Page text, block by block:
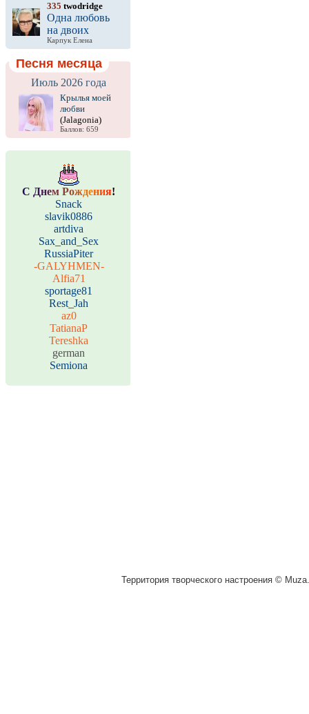
335 twodridge
Одна любовь
на двоих
Карпук Елена
Песня месяца
Июль 2026 года
Крылья моей
любви
(Jalagonia)
Баллов: 659
С Днем Рождения!
Snack
slavik0886
artdiva
Sax_and_Sex
RussiaPiter
-GALYHMEN-
Alfia71
sportage81
Rest_Jah
az0
TatianaP
Tereshka
german
Semiona
Территория творческого настроения ©